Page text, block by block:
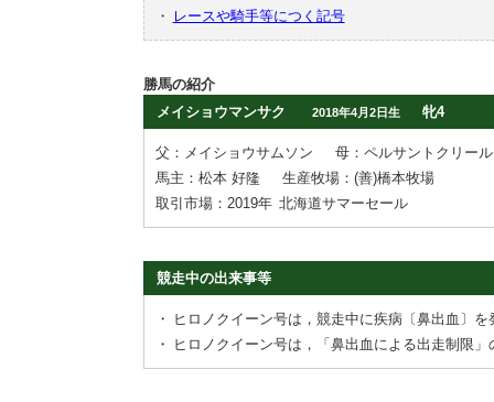
・
レースや騎手等につく記号
勝馬の紹介
メイショウマンサク
2018年4月2日生 牝4
父：メイショウサムソン
母：ペルサントクリール
馬主：松本 好隆
生産牧場：(善)橋本牧場
取引市場：2019年 北海道サマーセール
競走中の出来事等
・
ヒロノクイーン号は，競走中に疾病〔鼻出血〕を
・
ヒロノクイーン号は，「鼻出血による出走制限